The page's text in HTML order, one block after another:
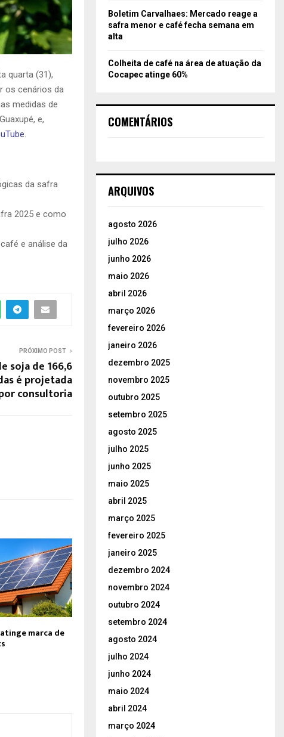
quarta (31),
os cenários da
medidas de
e,
.
da safra
2025 e como
e análise da
PRÓXIMO POST
soja de 166,6
é projetada
consultoria
marca de
Boletim Carvalhaes: Mercado reage a
safra menor e café fecha semana em
alta
Colheita de café na área de atuação da
Cocapec atinge 60%
COMENTÁRIOS
ARQUIVOS
agosto 2026
julho 2026
junho 2026
maio 2026
abril 2026
março 2026
fevereiro 2026
janeiro 2026
dezembro 2025
novembro 2025
outubro 2025
setembro 2025
agosto 2025
julho 2025
junho 2025
maio 2025
abril 2025
março 2025
fevereiro 2025
janeiro 2025
dezembro 2024
novembro 2024
outubro 2024
setembro 2024
agosto 2024
julho 2024
junho 2024
maio 2024
abril 2024
março 2024